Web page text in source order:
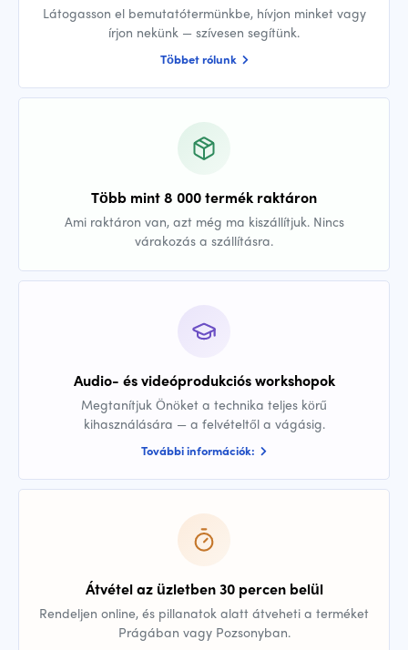
Látogasson el bemutatótermünkbe, hívjon minket vagy
írjon nekünk — szívesen segítünk.
Többet rólunk
Több mint 8 000 termék raktáron
Ami raktáron van, azt még ma kiszállítjuk. Nincs
várakozás a szállításra.
Audio- és videóprodukciós workshopok
Megtanítjuk Önöket a technika teljes körű
kihasználására — a felvételtől a vágásig.
További információk:
Átvétel az üzletben 30 percen belül
Rendeljen online, és pillanatok alatt átveheti a terméket
Prágában vagy Pozsonyban.